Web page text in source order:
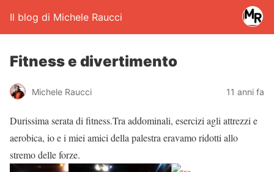
Il blog di Michele Raucci
Fitness e divertimento
Michele Raucci 11 anni fa
Durissima serata di fitness.Tra addominali, esercizi agli attrezzi e
aerobica, io e i miei amici della palestra eravamo ridotti allo
stremo delle forze.